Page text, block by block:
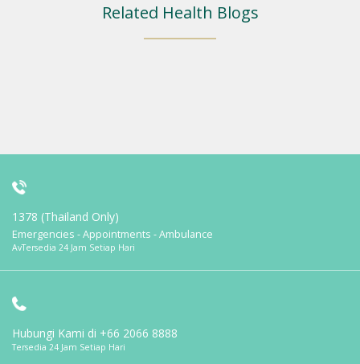
Related Health Blogs
1378 (Thailand Only)
Emergencies - Appointments - Ambulance
AvTersedia 24 Jam Setiap Hari
Hubungi Kami di +66 2066 8888
Tersedia 24 Jam Setiap Hari